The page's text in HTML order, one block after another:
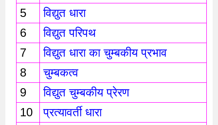
5
विद्युत धारा
6
विद्युत परिपथ
7
विद्युत धारा का चुम्बकीय प्रभाव
8
चुम्बकत्व
9
विद्युत चुम्बकीय प्रेरण
10
प्रत्यावर्ती धारा